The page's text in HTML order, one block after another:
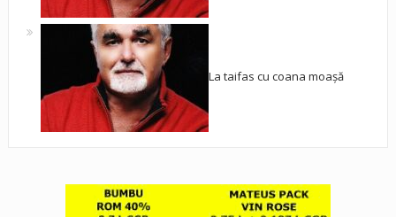
La taifas cu coana moașă